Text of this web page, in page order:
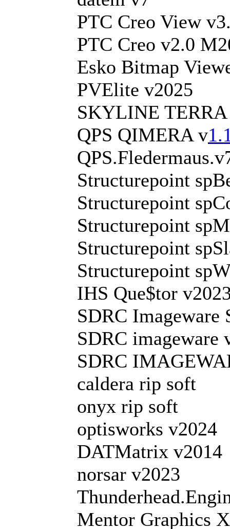
PTC Creo View
PTC Creo v2.0
Esko Bitmap
PVElite v2025
SKYLINE
QPS QIMERA v
Structurepoint
Structurepoint
Structurepoint
Structurepoint
Structurepoint
IHS Que$tor
SDRC Imageware
SDRC imageware
SDRC
caldera rip soft
onyx rip soft
optisworks v2024
DATMatrix v2014
norsar v2023
Mentor Graphics